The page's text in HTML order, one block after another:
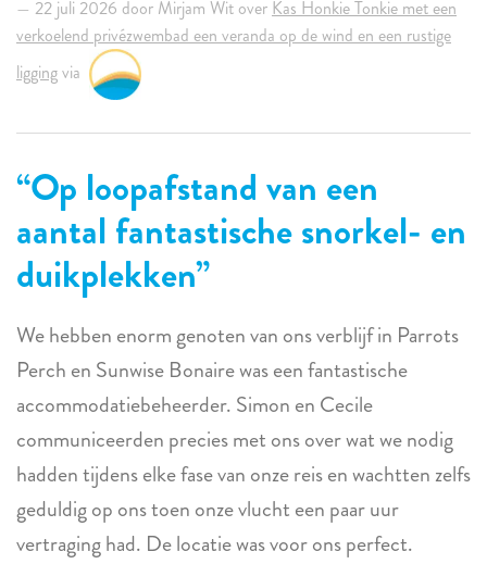
22 juli 2026 door Mirjam Wit over Kas Honkie Tonkie met een
verkoelend privézwembad een veranda op de wind en een rustige
liggingvia
Op loopafstand van een
aantal fantastische snorkel- en
duikplekken
We hebben enorm genoten van ons verblijf in Parrots
Perch en Sunwise Bonaire was een fantastische
accommodatiebeheerder. Simon en Cecile
communiceerden precies met ons over wat we nodig
hadden tijdens elke fase van onze reis en wachtten zelfs
geduldig op ons toen onze vlucht een paar uur
vertraging had. De locatie was voor ons perfect.